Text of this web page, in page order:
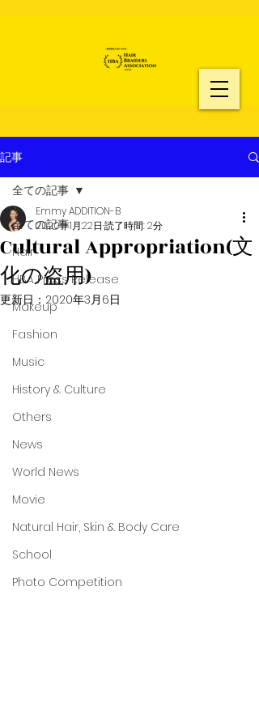
記事
全ての記事
Hair
HBA Press Release
Makeup
Fashion
Music
History & Culture
Others
News
World News
Movie
Natural Hair, Skin & Body Care
School
Photo Competition
全ての記事
Cultural Appropriation(文
化の盗用)
Emmy ADDITION-B
2020年1月22日 読了時間: 2分
更新日： 2020年3月6日